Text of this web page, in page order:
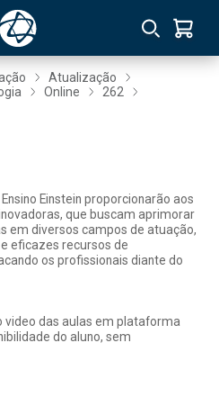
Atualização
Online
262
Einstein proporcionarão aos
que buscam aprimorar
em diversos campos de atuação,
eficazes recursos de
os profissionais diante do
video das aulas em plataforma
do aluno, sem